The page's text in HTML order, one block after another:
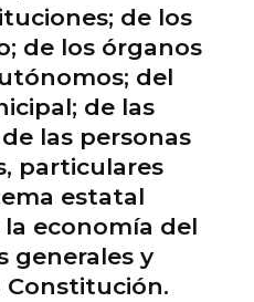
de los
de los órganos
del
de las
las personas
particulares
estatal
economía del
generales y
Constitución.